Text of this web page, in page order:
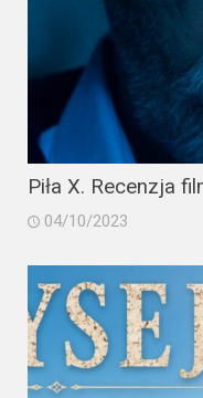
2016
2017
2015
2014
Piła X. Recenzja
04/10/2023